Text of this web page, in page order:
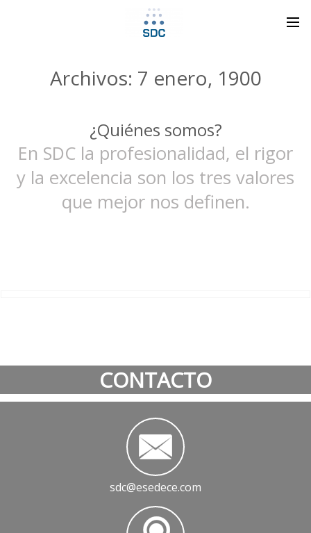
Archivos: 7 enero, 1900
¿Quiénes somos?
En SDC la profesionalidad, el rigor
y la excelencia son los tres valores
que mejor nos definen.
CONTACTO
sdc@esedece.com